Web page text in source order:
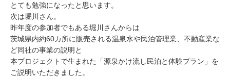
とても勉強になったと思います。
次は堀川さん。
昨年度の参加者でもある堀川さんからは
茨城県内約60カ所に販売される温泉水や民泊管理業、不動産業な
ど同社の事業の説明と
本プロジェクトで生まれた「源泉かけ流し民泊と体験プラン」を
ご説明いただきました。